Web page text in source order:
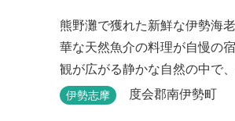
熊野灘で獲れた新鮮な伊勢海
華な天然魚介の料理が自慢の
観が広がる静かな自然の中で
スできます。
伊勢志摩 度会郡南伊勢町